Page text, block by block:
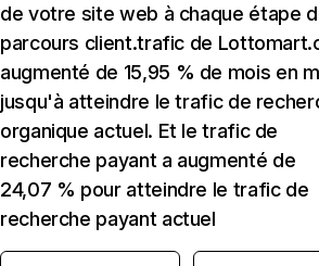
de votre site web à chaque étape
parcours client.trafic de
augmenté de 15,95 % de mois en
jusqu'à atteindre le trafic de
organique actuel. Et le trafic de
recherche payant a augmenté de
24,07 % pour atteindre le trafic de
recherche payant actuel